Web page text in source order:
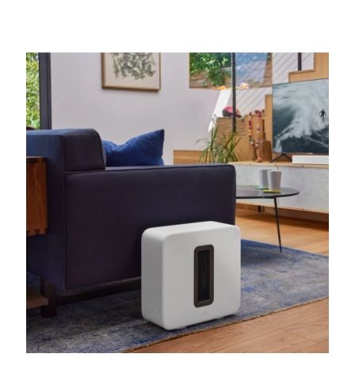
Soundbar synchronizuje się z istniejącym
pilotem, zapewniając usprawnione sterowanie i
brak bałaganu.